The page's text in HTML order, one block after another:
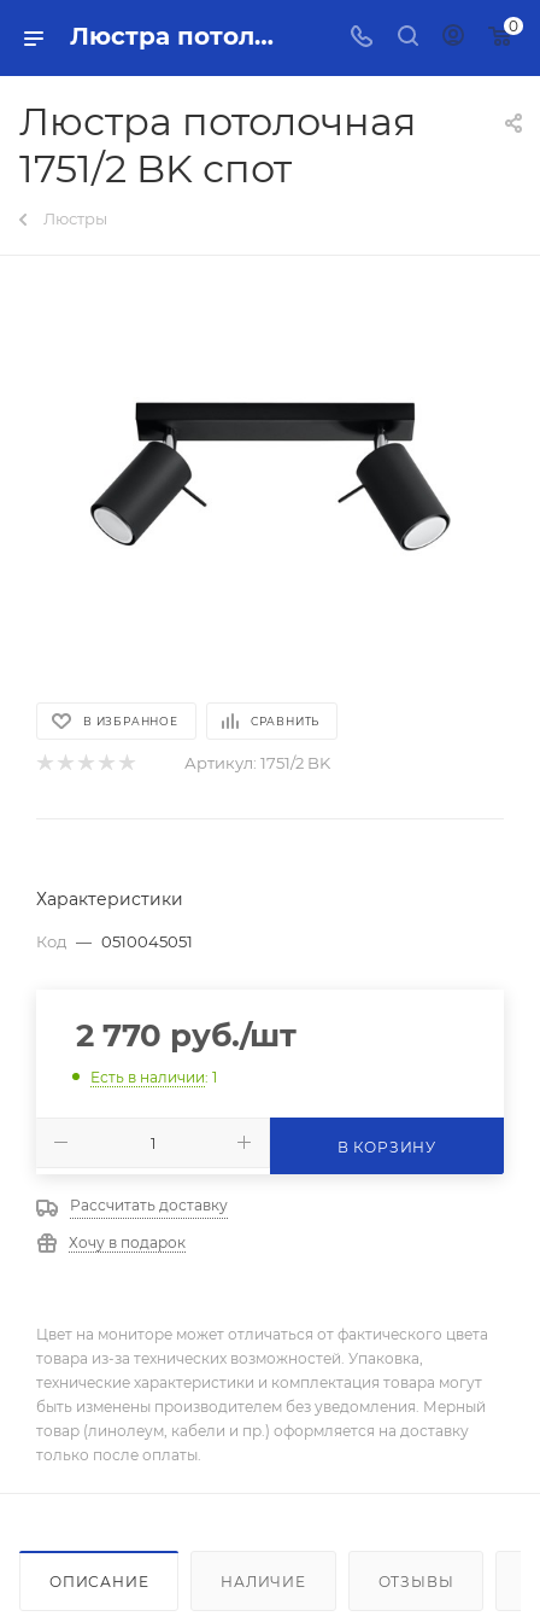
Люстра потолочная 1751/2 BK спот Тольятти - купить в интернет-магазине, каталог с ценами и характеристиками 0
Люстра потолочная
1751/2 BK спот
Люстры
В ИЗБРАННОЕ СРАВНИТЬ
Артикул: 1751/2 BK
Характеристики
Код — 0510045051
2 770 руб./шт
Есть в наличии: 1
В КОРЗИНУ
Рассчитать доставку
Хочу в подарок
Цвет на мониторе может отличаться от фактического цвета
товара из-за технических возможностей. Упаковка,
технические характеристики и комплектация товара могут
быть изменены производителем без уведомления. Мерный
товар (линолеум, кабели и пр.) оформляется на доставку
только после оплаты.
ОПИСАНИЕ НАЛИЧИЕ ОТЗЫВЫ